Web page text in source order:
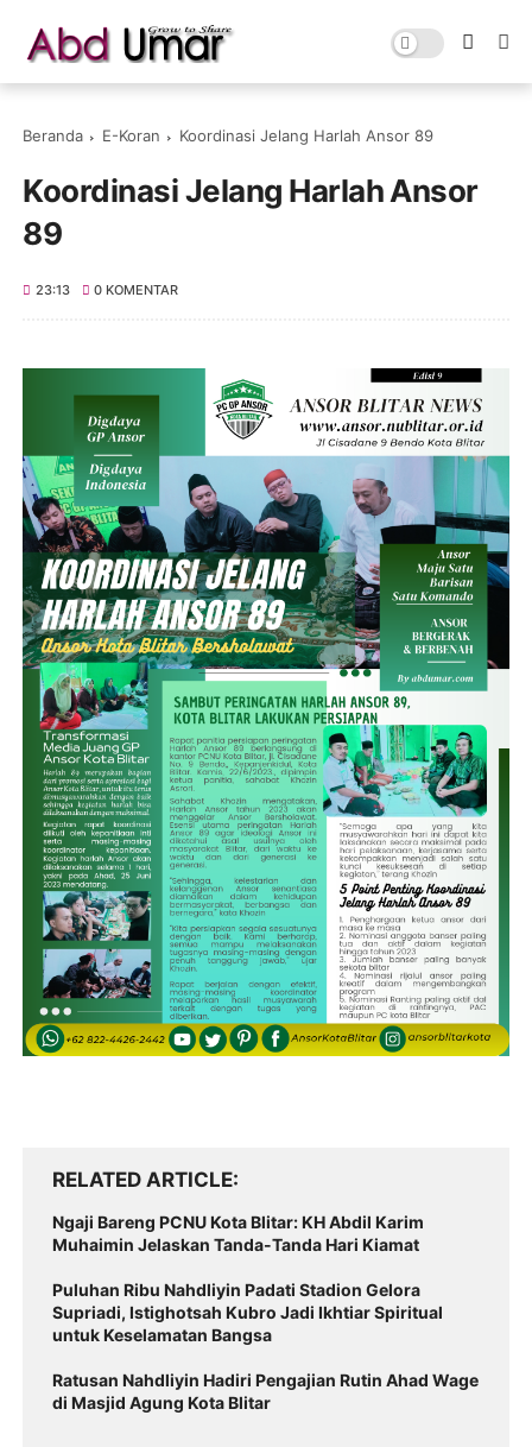
Beranda E-Koran Koordinasi Jelang Harlah Ansor 89
Koordinasi Jelang Harlah Ansor
89
23:13 0 KOMENTAR
RELATED ARTICLE
Ngaji Bareng PCNU Kota Blitar: KH Abdil Karim
Muhaimin Jelaskan Tanda-Tanda Hari Kiamat
Puluhan Ribu Nahdliyin Padati Stadion Gelora
Supriadi, Istighotsah Kubro Jadi Ikhtiar Spiritual
untuk Keselamatan Bangsa
Ratusan Nahdliyin Hadiri Pengajian Rutin Ahad Wage
di Masjid Agung Kota Blitar